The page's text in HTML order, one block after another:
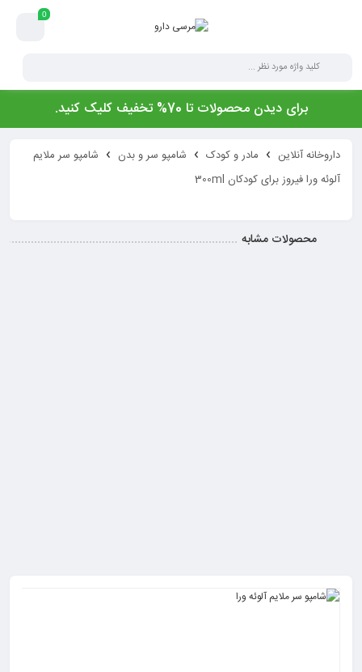
0
برای دیدن محصولات تا 70% تخفیف کلیک کنید.
داروخانه آنلاین مادر و کودک شامپو سر و بدن
شامپو سر ملایم
آلوئه ورا فیروز برای کودکان 300ml
محصولات مشابه